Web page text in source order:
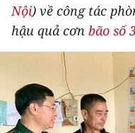
THẾ GIỚI
THỂ THAO
GIÁO DỤC
Y TẾ
Nội) về công tác
hậu quả cơn bão số